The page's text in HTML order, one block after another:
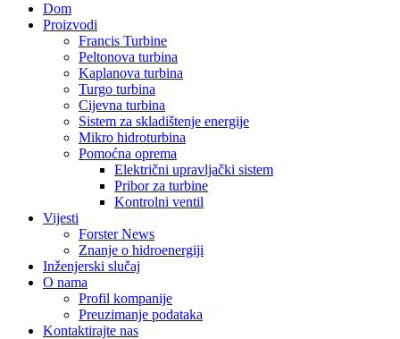
Dom
Proizvodi
Francis Turbine
Peltonova turbina
Kaplanova turbina
Turgo turbina
Cijevna turbina
Sistem za skladištenje energije
Mikro hidroturbina
Pomoćna oprema
Električni upravljački sistem
Pribor za turbine
Kontrolni ventil
Vijesti
Forster News
Znanje o hidroenergiji
Inženjerski slučaj
O nama
Profil kompanije
Preuzimanje podataka
Kontaktirajte nas